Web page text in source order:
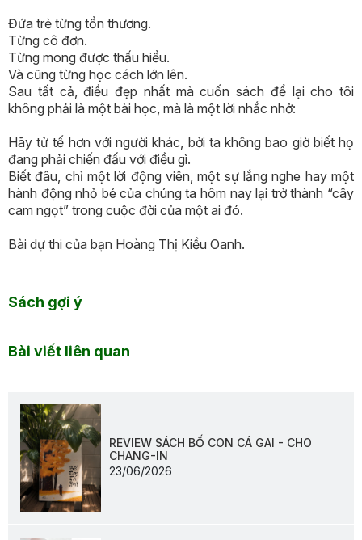
Đứa trẻ từng tổn thương.
Từng cô đơn.
Từng mong được thấu hiểu.
Và cũng từng học cách lớn lên.
Sau tất cả, điều đẹp nhất mà cuốn sách để lại cho tôi
không phải là một bài học, mà là một lời nhắc nhở:
Hãy tử tế hơn với người khác, bởi ta không bao giờ biết họ
đang phải chiến đấu với điều gì.
Biết đâu, chỉ một lời động viên, một sự lắng nghe hay một
hành động nhỏ bé của chúng ta hôm nay lại trở thành “cây
cam ngọt” trong cuộc đời của một ai đó.
Bài dự thi của bạn Hoàng Thị Kiều Oanh.
Sách gợi ý
Bài viết liên quan
REVIEW SÁCH BỐ CON CÁ GAI - CHO
CHANG-IN
23/06/2026